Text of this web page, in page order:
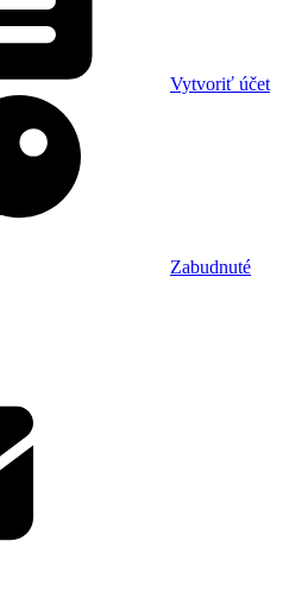
Vytvoriť účet
Zabudnuté